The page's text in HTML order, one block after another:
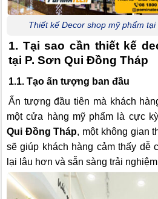
Thiết kế Decor shop mỹ phẩm
1. Tại sao cần thiết kế
tại P. Sơn Qui Đồng Tháp
1.1. Tạo ấn tượng ban đầu
Ấn tượng đầu tiên mà khách
một cửa hàng mỹ phẩm là cực
Qui Đồng Tháp, một không gian
sẽ giúp khách hàng cảm thấy dễ
lại lâu hơn và sẵn sàng trải